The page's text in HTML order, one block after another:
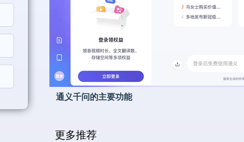
通义千问的主要功能
更多推荐